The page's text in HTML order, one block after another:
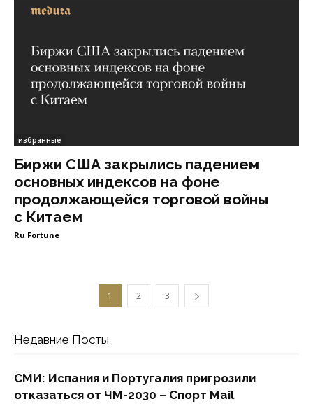
избранные
Биржи США закрылись падением
основных индексов на фоне
продолжающейся торговой войны
с Китаем
Ru Fortune
1 2 3
Недавние Посты
СМИ: Испания и Португалия пригрозили
отказаться от ЧМ-2030 – Спорт Mail